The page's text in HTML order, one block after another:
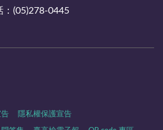
：(05)278-0445
告 隱私權保護宣告